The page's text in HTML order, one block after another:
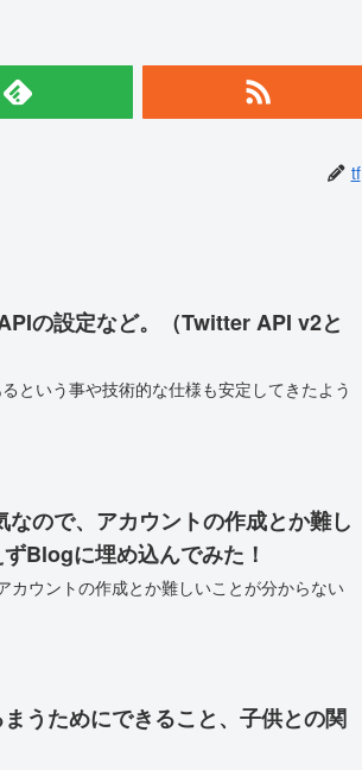
tf
の設定など。（Twitter API v2と
という事や技術的な仕様も安定してきたよう
ので、アカウントの作成とか難し
Blogに埋め込んでみた！
ウントの作成とか難しいことが分からない
うためにできること、子供との関